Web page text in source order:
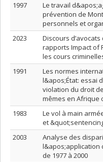
1997
Le travail
prévention de
personnels et
2023
Discours
rapports Impact of
les cours
1991
Les normes
l&apos;État: essai
violation du droit
mêmes en Afrique
1983
Le vol à main
et
2003
Analyse des
l&apos;application
de 1977 à 2000